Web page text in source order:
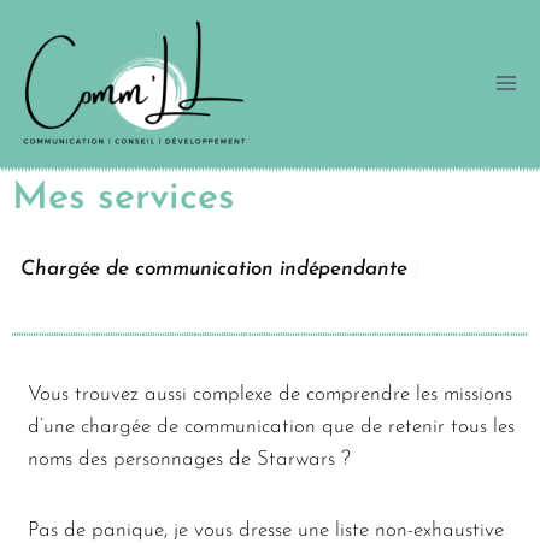
Mes services
Chargée de communication indépendante
Vous trouvez aussi complexe de comprendre les missions
d’une chargée de communication que de retenir tous les
noms des personnages de Starwars ?
Pas de panique, je vous dresse une liste non-exhaustive